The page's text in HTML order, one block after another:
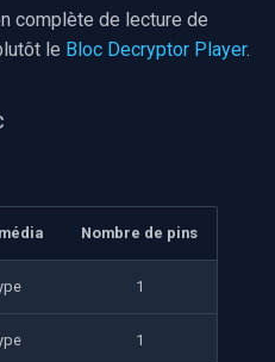
complète de lecture de
le Bloc Decryptor Player.
Nombre de pins
1
1